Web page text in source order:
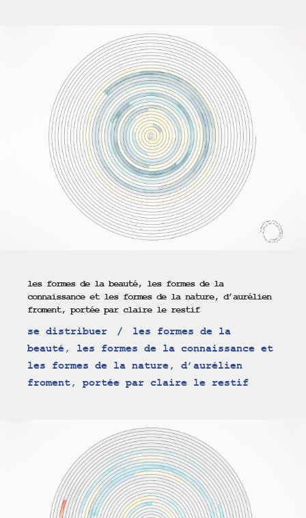
les formes de la beauté, les formes de la
connaissance et les formes de la nature, d’aurélien
froment, portée par claire le restif
se distribuer
les formes de la
beauté, les formes de la connaissance et
les formes de la nature, d’aurélien
froment, portée par claire le restif